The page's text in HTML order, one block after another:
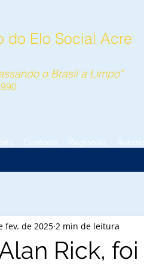
o Brasil a Limpo"
Diretoria Regionais
do Elo Social Acre
Rick,
fev. de 2025 2 min de leitura